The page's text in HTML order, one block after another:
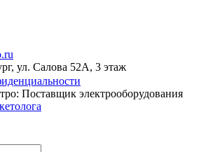
ул. Салова 52А, 3 этаж
Поставщик электрооборудования